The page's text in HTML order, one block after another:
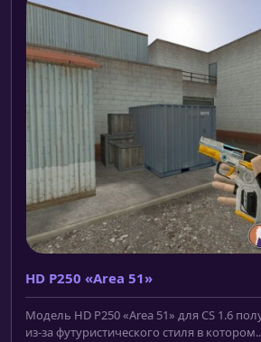
HD P250 «Area 51»
Модель HD P250 «Area 51» для CS 1.6
из-за футуристического стиля в